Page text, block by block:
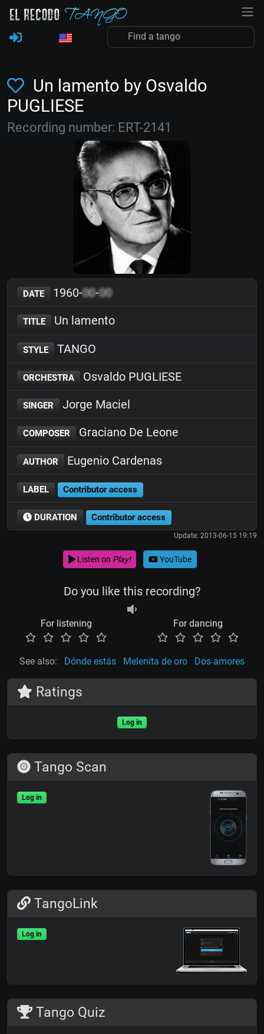
Un lamento by Osvaldo
PUGLIESE
Recording number: ERT-2141
DATE 1960-00-00
TITLE Un lamento
STYLE TANGO
ORCHESTRA Osvaldo PUGLIESE
SINGER Jorge Maciel
COMPOSER Graciano De Leone
AUTHOR Eugenio Cardenas
LABEL Contributor access
DURATION Contributor access
Update: 2013-06-15 19:19
Listen on Play! YouTube
Do you like this recording?
For listening For dancing
See also: Dónde estás Melenita de oro Dos amores
Ratings
Log in
Tango Scan
Log in
TangoLink
Log in
Tango Quiz